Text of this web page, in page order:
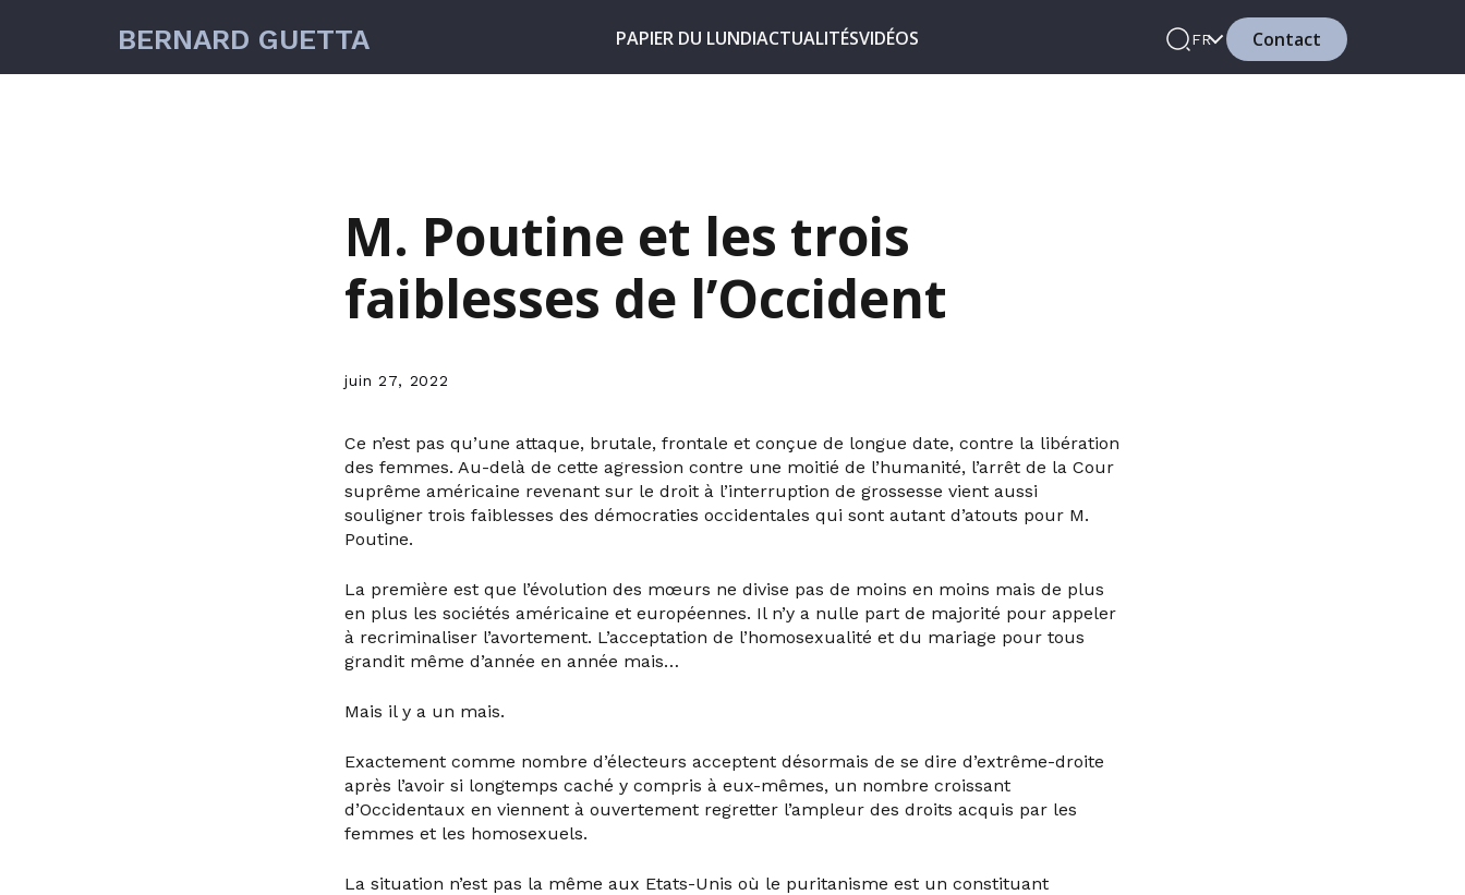
BERNARD GUETTA PAPIER DU LUNDIACTUALITÉSVIDÉOS FR Contact
M. Poutine et les trois
faiblesses de l’Occident
juin 27, 2022
Ce n’est pas qu’une attaque, brutale, frontale et conçue de longue date, contre la libération
des femmes. Au-delà de cette agression contre une moitié de l’humanité, l’arrêt de la Cour
suprême américaine revenant sur le droit à l’interruption de grossesse vient aussi
souligner trois faiblesses des démocraties occidentales qui sont autant d’atouts pour M.
Poutine.
La première est que l’évolution des mœurs ne divise pas de moins en moins mais de plus
en plus les sociétés américaine et européennes. Il n’y a nulle part de majorité pour appeler
à recriminaliser l’avortement. L’acceptation de l’homosexualité et du mariage pour tous
grandit même d’année en année mais…
Mais il y a un mais.
Exactement comme nombre d’électeurs acceptent désormais de se dire d’extrême-droite
après l’avoir si longtemps caché y compris à eux-mêmes, un nombre croissant
d’Occidentaux en viennent à ouvertement regretter l’ampleur des droits acquis par les
femmes et les homosexuels.
La situation n’est pas la même aux Etats-Unis où le puritanisme est un constituant